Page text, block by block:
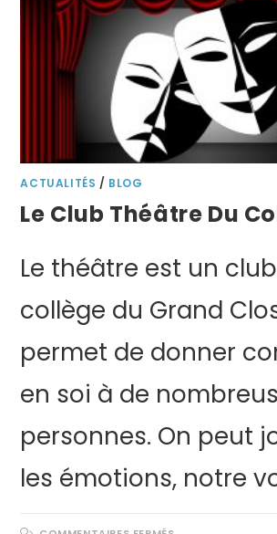
ACTUALITÉS / BLOG
Le Club Théâtre Du
Le théâtre est un
collège du Grand
permet de donner
en soi à de
personnes. On peut
les émotions, notre